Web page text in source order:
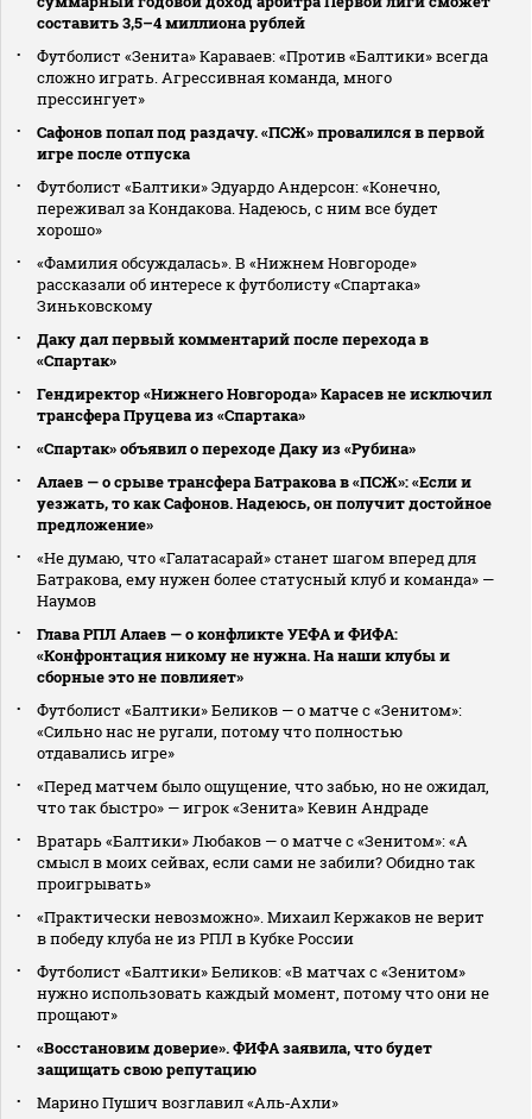
составить 3,5–4 миллиона рублей
Футболист «Зенита» Караваев: «Против «Балтики» всегда
сложно играть. Агрессивная команда, много
прессингует»
Сафонов попал под раздачу. «ПСЖ» провалился в первой
игре после отпуска
Футболист «Балтики» Эдуардо Андерсон: «Конечно,
переживал за Кондакова. Надеюсь, с ним все будет
хорошо»
«Фамилия обсуждалась». В «Нижнем Новгороде»
рассказали об интересе к футболисту «Спартака»
Зиньковскому
Даку дал первый комментарий после перехода в
«Спартак»
Гендиректор «Нижнего Новгорода» Карасев не исключил
трансфера Пруцева из «Спартака»
«Спартак» объявил о переходе Даку из «Рубина»
Алаев — о срыве трансфера Батракова в «ПСЖ»: «Если и
уезжать, то как Сафонов. Надеюсь, он получит достойное
предложение»
«Не думаю, что «Галатасарай» станет шагом вперед для
Батракова, ему нужен более статусный клуб и команда» —
Наумов
Глава РПЛ Алаев — о конфликте УЕФА и ФИФА:
«Конфронтация никому не нужна. На наши клубы и
сборные это не повлияет»
Футболист «Балтики» Беликов — о матче с «Зенитом»:
«Сильно нас не ругали, потому что полностью
отдавались игре»
«Перед матчем было ощущение, что забью, но не ожидал,
что так быстро» — игрок «Зенита» Кевин Андраде
Вратарь «Балтики» Любаков — о матче с «Зенитом»: «А
смысл в моих сейвах, если сами не забили? Обидно так
проигрывать»
«Практически невозможно». Михаил Кержаков не верит
в победу клуба не из РПЛ в Кубке России
Футболист «Балтики» Беликов: «В матчах с «Зенитом»
нужно использовать каждый момент, потому что они не
прощают»
«Восстановим доверие». ФИФА заявила, что будет
защищать свою репутацию
Марино Пушич возглавил «Аль‑Ахли»